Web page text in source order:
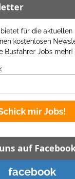
für die aktuellen
kostenlosen
Busfahrer Jobs mehr!
mir Jobs!
auf
facebook